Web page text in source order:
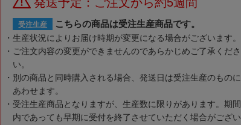
受注生産 こちらの商品は受注生産商品です。
生産状況によりお届け時期が変更になる場合がございます。
ご注文内容の変更ができませんのであらかじめご了承くださ
い。
別の商品と同時購入される場合、発送日は受注生産のものに
あわせます。
受注生産商品となりますが、生産数に限りがあります。期間
内であっても早期に受付を終了させていただく場合がござい